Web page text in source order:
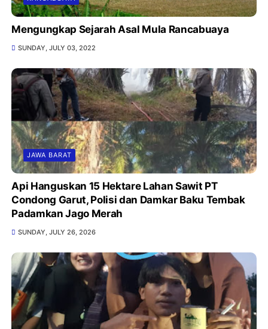
Mengungkap Sejarah Asal Mula Rancabuaya
SUNDAY, JULY 03, 2022
JAWA BARAT
Api Hanguskan 15 Hektare Lahan Sawit PT
Condong Garut, Polisi dan Damkar Baku Tembak
Padamkan Jago Merah
SUNDAY, JULY 26, 2026